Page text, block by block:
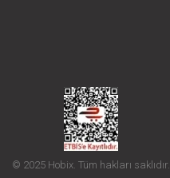
© 2025 Hobix. Tüm hakları saklıdır.